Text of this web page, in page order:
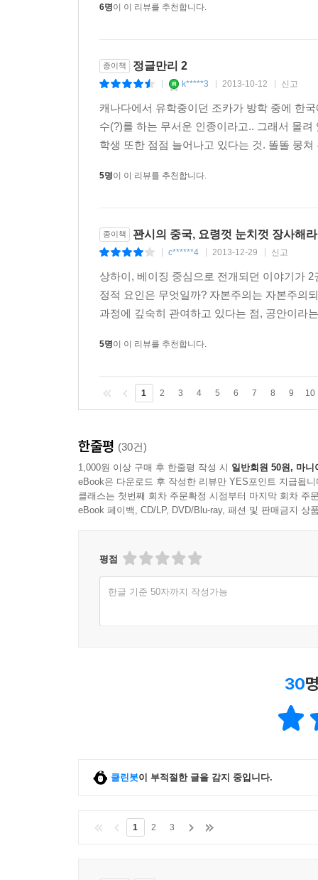
6명이 이 리뷰를 추천합니다.
종이책 정글만리 2
k*****3 2013-10-12 신고
캐나다에서 유학중이던 조카가 방학 중에 한
수(?)를 하는 무서운 인종이라고.. 그래서 몰
학생 또한 점점 늘어나고 있다는 것. 똘똘 뭉
5명이 이 리뷰를 추천합니다.
종이책 꽌시의 중국, 요령껏 눈치껏 장사해라
c******4 2013-12-29 신고
상하이, 베이징 중심으로 전개되던 이야기가
정적 요인은 무엇일까? 자본주의는 자본주의
과정에 깊숙히 관여하고 있다는 점, 공안이라
5명이 이 리뷰를 추천합니다.
1 2 3 4 5 6 7 8 9 10
한줄평 (30건)
1,000원 이상 구매 후 한줄평 작성 시 일반회원 50원, 마니
eBook은 다운로드 후 작성한 리뷰만 YES포인트 지급됩니
클래스는 첫번째 회차 주문확정 시점부터 마지막 회차 주
eBook 페이백, CD/LP, DVD/Blu-ray, 패션 및 판매금지 상
평점
한글 기준 50자까지 작성가능
30
클린봇이 부적절한 글을 감지 중입니다.
1 2 3